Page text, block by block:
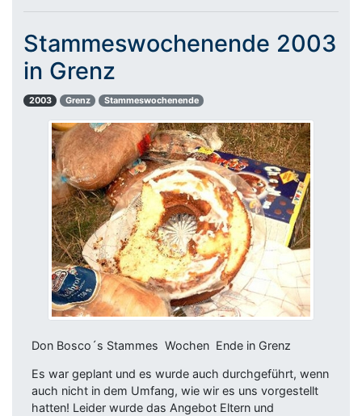
Stammeswochenende 2003
in Grenz
2003 Grenz Stammeswochenende
Don Bosco´s Stammes  Wochen  Ende in Grenz
Es war geplant und es wurde auch durchgeführt, wenn
auch nicht in dem Umfang, wie wir es uns vorgestellt
hatten! Leider wurde das Angebot Eltern und